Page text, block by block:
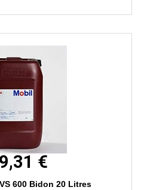
€
600 Bidon 20 Litres